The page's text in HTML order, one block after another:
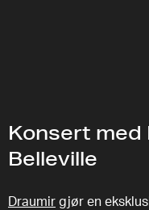
Konsert med
Belleville
Draumir gjør en